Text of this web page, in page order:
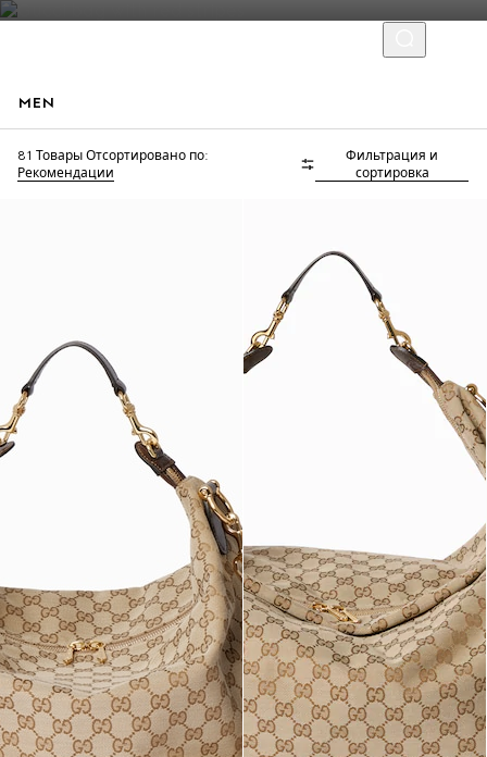
MEN
81 Товары Отсортировано по:
Рекомендации
Фильтрация и
сортировка